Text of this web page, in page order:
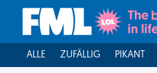
ALLE ZUFÄLLIG PIKANT